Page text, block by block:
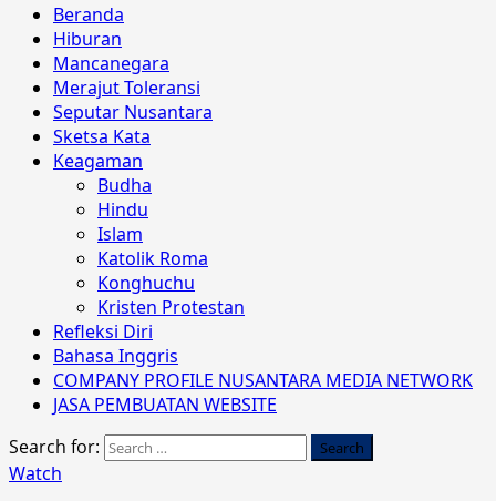
Beranda
Hiburan
Mancanegara
Merajut Toleransi
Seputar Nusantara
Sketsa Kata
Keagaman
Budha
Hindu
Islam
Katolik Roma
Konghuchu
Kristen Protestan
Refleksi Diri
Bahasa Inggris
COMPANY PROFILE NUSANTARA MEDIA NETWORK
JASA PEMBUATAN WEBSITE
Search for:
Watch